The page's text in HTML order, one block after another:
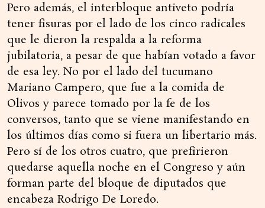
Pero además, el interbloque antiveto podría
tener fisuras por el lado de los cinco radicales
que le dieron la respalda a la reforma
jubilatoria, a pesar de que habían votado a favor
de esa ley. No por el lado del tucumano
Mariano Campero, que fue a la comida de
Olivos y parece tomado por la fe de los
conversos, tanto que se viene manifestando en
los últimos días como si fuera un libertario más.
Pero sí de los otros cuatro, que prefirieron
quedarse aquella noche en el Congreso y aún
forman parte del bloque de diputados que
encabeza Rodrigo De Loredo.